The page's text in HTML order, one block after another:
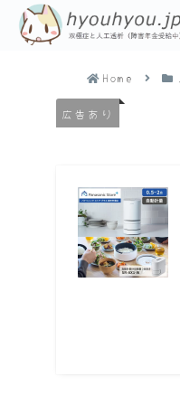
Home
広告あり